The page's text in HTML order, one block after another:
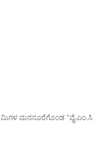
ಮನಸೂರೆಗೊಂಡ "ವೈ.ಎಂ.ಸಿ